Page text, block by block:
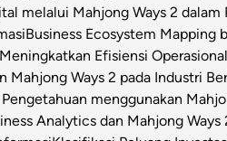
melalui Mahjong Ways 2
Business Ecosystem Mapping
Efisiensi Operasional
Ways 2 pada Industri
menggunakan
Analytics dan Mahjong